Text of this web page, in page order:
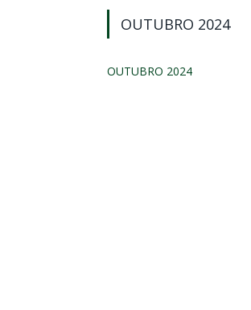
OUTUBRO 2024
OUTUBRO 2024